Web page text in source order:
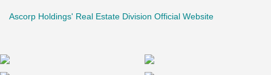
Ascorp Holdings' Real Estate Division Official Website